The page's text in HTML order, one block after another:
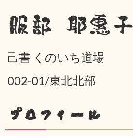
服部 耶惠子
己書 くのいち道場
002-01/東北北部
プロフィール